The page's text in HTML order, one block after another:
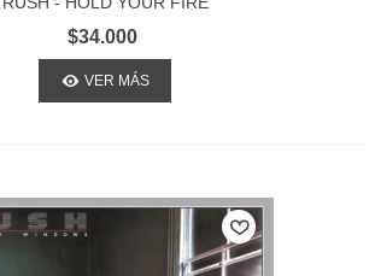
$34.000
VER MÁS